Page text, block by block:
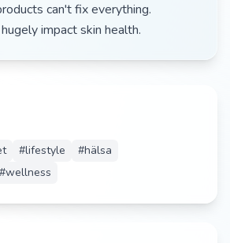
can't fix everything.
impact skin health.
#lifestyle #hälsa
#wellness